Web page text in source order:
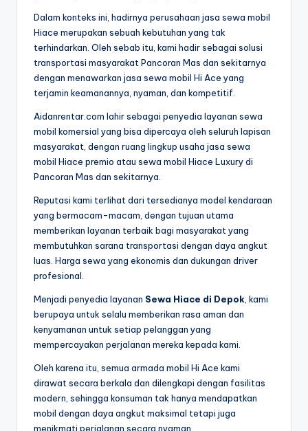
Dalam konteks ini, hadirnya perusahaan jasa sewa mobil
Hiace merupakan sebuah kebutuhan yang tak
terhindarkan. Oleh sebab itu, kami hadir sebagai solusi
transportasi masyarakat Pancoran Mas dan sekitarnya
dengan menawarkan jasa sewa mobil Hi Ace yang
terjamin keamanannya, nyaman, dan kompetitif.
Aidanrentar.com lahir sebagai penyedia layanan sewa
mobil komersial yang bisa dipercaya oleh seluruh lapisan
masyarakat, dengan ruang lingkup usaha jasa sewa
mobil Hiace premio atau sewa mobil Hiace Luxury di
Pancoran Mas dan sekitarnya.
Reputasi kami terlihat dari tersedianya model kendaraan
yang bermacam-macam, dengan tujuan utama
memberikan layanan terbaik bagi masyarakat yang
membutuhkan sarana transportasi dengan daya angkut
luas. Harga sewa yang ekonomis dan dukungan driver
profesional.
Menjadi penyedia layanan Sewa Hiace di Depok , kami
berupaya untuk selalu memberikan rasa aman dan
kenyamanan untuk setiap pelanggan yang
mempercayakan perjalanan mereka kepada kami.
Oleh karena itu, semua armada mobil Hi Ace kami
dirawat secara berkala dan dilengkapi dengan fasilitas
modern, sehingga konsuman tak hanya mendapatkan
mobil dengan daya angkut maksimal tetapi juga
menikmati perjalanan secara nyaman.